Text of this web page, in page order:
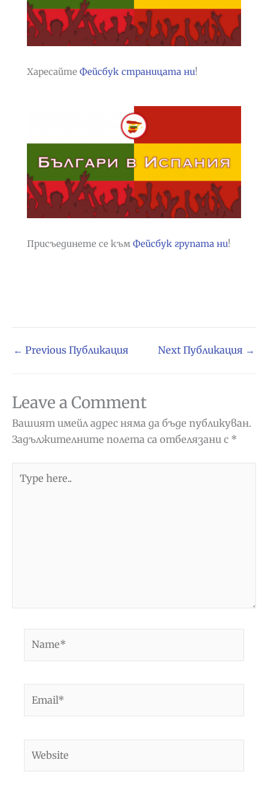
Харесайте Фейсбук страницата ни!
Присъединете се към Фейсбук групата ни!
← Previous Публикация Next Публикация →
Leave a Comment
Вашият имейл адрес няма да бъде публикуван.
Задължителните полета са отбелязани с *
here..